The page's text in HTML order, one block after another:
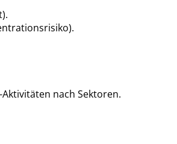
nach Sektoren.